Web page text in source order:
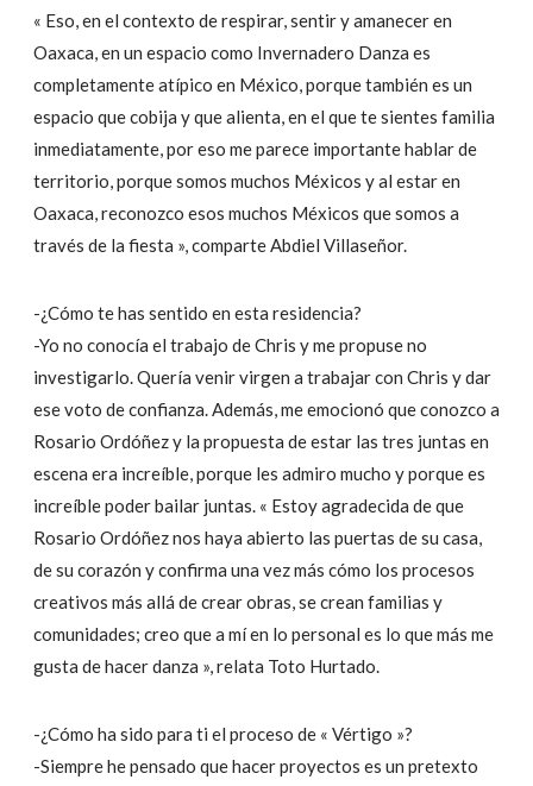
« Eso, en el contexto de respirar, sentir y amanecer en
Oaxaca, en un espacio como Invernadero Danza es
completamente atípico en México, porque también es un
espacio que cobija y que alienta, en el que te sientes familia
inmediatamente, por eso me parece importante hablar de
territorio, porque somos muchos Méxicos y al estar en
Oaxaca, reconozco esos muchos Méxicos que somos a
través de la fiesta », comparte Abdiel Villaseñor.
-¿Cómo te has sentido en esta residencia?
-Yo no conocía el trabajo de Chris y me propuse no
investigarlo. Quería venir virgen a trabajar con Chris y dar
ese voto de confianza. Además, me emocionó que conozco a
Rosario Ordóñez y la propuesta de estar las tres juntas en
escena era increíble, porque les admiro mucho y porque es
increíble poder bailar juntas. « Estoy agradecida de que
Rosario Ordóñez nos haya abierto las puertas de su casa,
de su corazón y confirma una vez más cómo los procesos
creativos más allá de crear obras, se crean familias y
comunidades; creo que a mí en lo personal es lo que más me
gusta de hacer danza », relata Toto Hurtado.
-¿Cómo ha sido para ti el proceso de « Vértigo »?
-Siempre he pensado que hacer proyectos es un pretexto